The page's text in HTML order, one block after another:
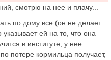
смотрю на нее и плачу...
по дому все (он не делает
ей на то, что она
в институте, у нее
потере кормильца получает,